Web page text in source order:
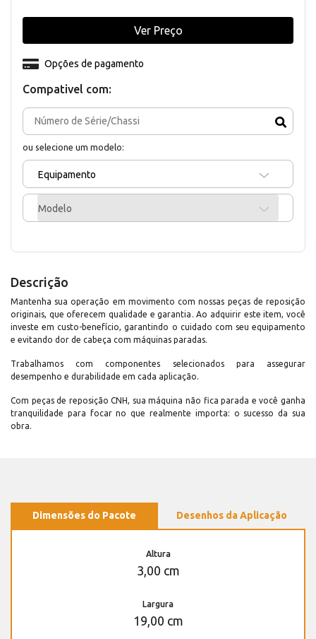
Compativel com:
ou selecione um modelo:
Equipamento
Modelo
Opções de pagamento
Ver Preço
Descrição
Mantenha sua operação em movimento com nossas peças de reposição
originais, que oferecem qualidade e garantia. Ao adquirir este item, você
investe em custo-benefício, garantindo o cuidado com seu equipamento
e evitando dor de cabeça com máquinas paradas.
Trabalhamos com componentes selecionados para assegurar
desempenho e durabilidade em cada aplicação.
Com peças de reposição CNH, sua máquina não fica parada e você ganha
tranquilidade para focar no que realmente importa: o sucesso da sua
obra.
Dimensões do Pacote Desenhos da Aplicação
Altura
3,00 cm
Largura
19,00 cm